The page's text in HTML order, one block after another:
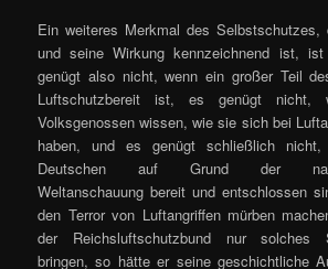
Ein weiteres Merkmal des
und seine Wirkung kennzeichnend ist,
genügt also nicht, wenn ein großer Teil
Luftschutzbereit ist, es genügt nicht,
Volksgenossen wissen, wie sie sich bei
haben, und es genügt schließlich
Deutschen auf Grund der
Weltanschauung bereit und entschlossen
den Terror von Luftangriffen mürben
der Reichsluftschutzbund nur solches
bringen, so hätte er seine geschichtliche